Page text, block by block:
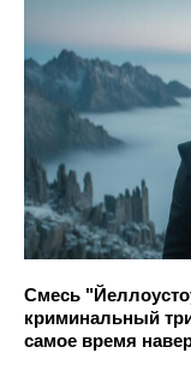
Смесь
криминальный
самое время